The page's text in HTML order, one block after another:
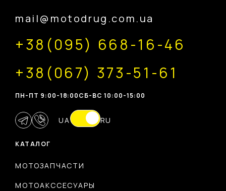
КАТАЛОГ
МОТОЗАПЧАСТИ
МОТОАКССЕСУАРЫ
mail@motodrug.com.ua
+38(095) 668-16-46
+38(067) 373-51-61
ПН-ПТ 9:00-18:00CБ-ВС 10:00-15:00
UA RU